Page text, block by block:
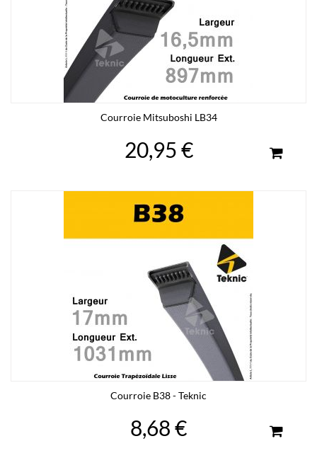
Courroie Mitsuboshi LB34
20,95 €
Courroie B38 - Teknic
8,68 €